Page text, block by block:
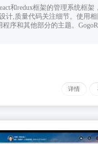
和redux框架的管理系统框架
计,质量代码关注细节。使用
序和其他部分的主题。
详情